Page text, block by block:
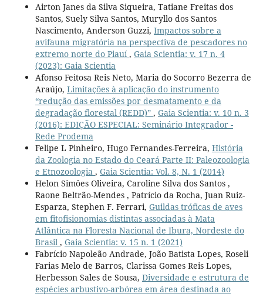
Airton Janes da Silva Siqueira, Tatiane Freitas dos
Santos, Suely Silva Santos, Muryllo dos Santos
Nascimento, Anderson Guzzi, Impactos sobre a
avifauna migratória na perspectiva de pescadores no
extremo norte do Piauí , Gaia Scientia: v. 17 n. 4
(2023): Gaia Scientia
Afonso Feitosa Reis Neto, Maria do Socorro Bezerra de
Araújo, Limitações à aplicação do instrumento
“redução das emissões por desmatamento e da
degradação florestal (REDD)” , Gaia Scientia: v. 10 n. 3
(2016): EDIÇÃO ESPECIAL: Seminário Integrador -
Rede Prodema
Felipe L Pinheiro, Hugo Fernandes-Ferreira, História
da Zoologia no Estado do Ceará Parte II: Paleozoologia
e Etnozoologia , Gaia Scientia: Vol. 8, N. 1 (2014)
Helon Simôes Oliveira, Caroline Silva dos Santos ,
Raone Beltrão-Mendes , Patrício da Rocha, Juan Ruiz-
Esparza, Stephen F. Ferrari, Guildas tróficas de aves
em fitofisionomias distintas associadas à Mata
Atlântica na Floresta Nacional de Ibura, Nordeste do
Brasil , Gaia Scientia: v. 15 n. 1 (2021)
Fabrício Napoleão Andrade, João Batista Lopes, Roseli
Farias Melo de Barros, Clarissa Gomes Reis Lopes,
Herbesson Sales de Sousa, Diversidade e estrutura de
espécies arbustivo-arbórea em área destinada ao